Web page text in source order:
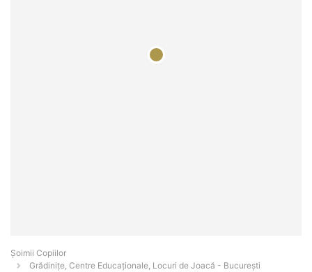
Șoimii Copiilor
Grădinițe, Centre Educaționale, Locuri de Joacă - Bucureşti